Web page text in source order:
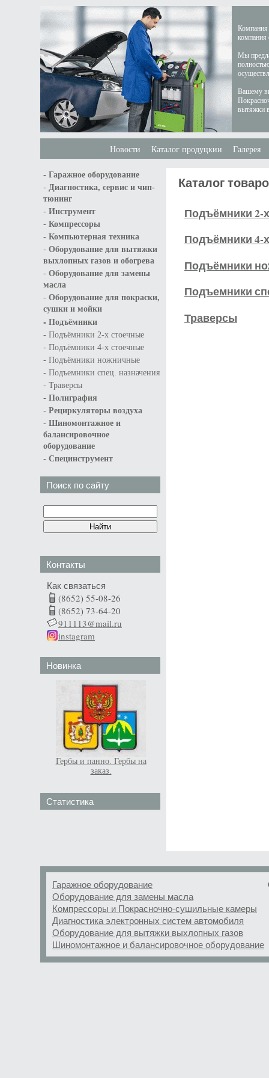
Компания
компания
Мы
Вашему
вытяжки
Новости Каталог продуцкии Галерея
- Гаражное оборудование
- Диагностика, сервис и чип-
тюнинг
- Инструмент
- Компрессоры
- Компьютерная техника
- Оборудование для вытяжки
выхлопных газов и обогрева
- Оборудование для замены
масла
- Оборудование для покраски,
сушки и мойки
- Подъёмники
- Подъёмники 2-х стоечные
- Подъёмники 4-х стоечные
- Подъёмники ножничные
- Подъемники спец. назначения
- Траверсы
- Полиграфия
- Рециркуляторы воздуха
- Шиномонтажное и
балансировочное
оборудование
- Специнструмент
Поиск по сайту
Контакты
Как связаться
(8652) 55-08-26
(8652) 73-64-20
911113@mail.ru
instagram
Новинка
Гербы и панно. Гербы на
заказ.
Статистика
Каталог
Подъёмники 2-
Подъёмники 4-
Подъёмники
Подъемники
Траверсы
Гаражное оборудование
Оборудование для замены масла
Компрессоры и Покрасночно-сушильные камеры
Диагностика электронных систем автомобиля
Оборудование для вытяжки выхлопных газов
Шиномонтажное и балансировочное оборудование